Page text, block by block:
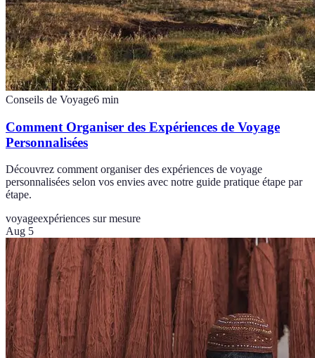
Conseils de Voyage6 min
Comment Organiser des Expériences de Voyage
Personnalisées
Découvrez comment organiser des expériences de voyage
personnalisées selon vos envies avec notre guide pratique étape par
étape.
voyageexpériences sur mesure
Aug 5